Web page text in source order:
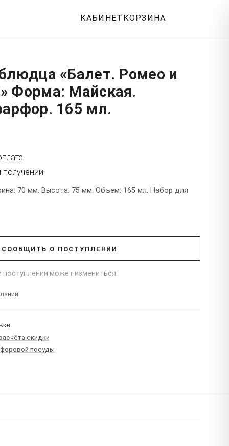
КАБИНЕТ КОРЗИНА
«Балет. Ромео и
Форма: Майская.
165 мл.
получении
70 мм. Высота: 75 мм. Объем: 165 мл. Набор для
СООБЩИТЬ О ПОСТУПЛЕНИИ
поступлении может измениться.
скидки
посуды